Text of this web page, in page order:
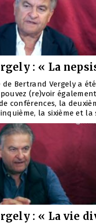
: « La
de Bertrand Vergely a
(re)voir
conférences, la
la sixième et la
: « La vie